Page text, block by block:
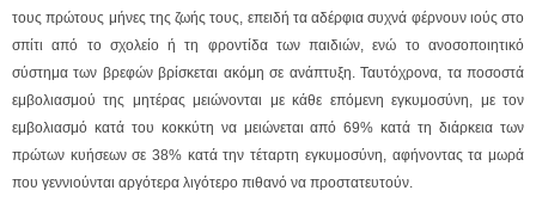
τους πρώτους μήνες της ζωής τους, επειδή τα αδέρφια συχνά φέρνουν ιούς στο
σπίτι από το σχολείο ή τη φροντίδα των παιδιών, ενώ το ανοσοποιητικό
σύστημα των βρεφών βρίσκεται ακόμη σε ανάπτυξη. Ταυτόχρονα, τα ποσοστά
εμβολιασμού της μητέρας μειώνονται με κάθε επόμενη εγκυμοσύνη, με τον
εμβολιασμό κατά του κοκκύτη να μειώνεται από 69% κατά τη διάρκεια των
πρώτων κυήσεων σε 38% κατά την τέταρτη εγκυμοσύνη, αφήνοντας τα μωρά
που γεννιούνται αργότερα λιγότερο πιθανό να προστατευτούν.